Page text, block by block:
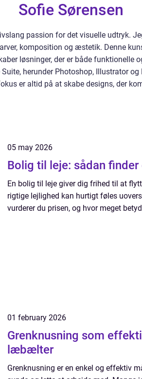
Sofie Sørensen
passion for det visuelle udtryk.
komposition og æstetik. Denne
løsninger, der er både funktionelle
herunder Photoshop, Illustrator
er altid på at skabe designs, der
05 may 2026
Bolig til leje: sådan
En bolig til leje giver dig frihed til at
rigtige lejlighed kan hurtigt føles
vurderer du prisen, og hvor meget
01 february 2026
Grenknusning som
læbælter
Grenknusning er en enkel og effektiv